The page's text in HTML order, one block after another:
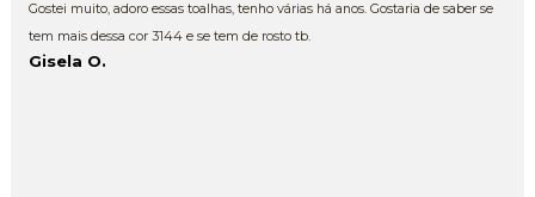
Gostei muito, adoro essas toalhas, tenho várias há anos. Gostaria de saber se
tem mais dessa cor 3144 e se tem de rosto tb.
Gisela O.